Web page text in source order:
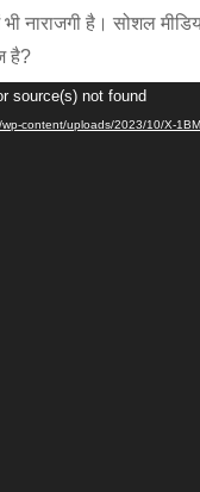
भी नाराजगी है। सोशल
है?
source(s) not found
content/uploads/2023/10/X-